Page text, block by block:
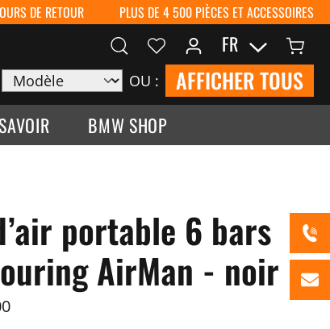
DE RETOUR PLUS DE 4 500 PIÈCES ET ACCESSOIRES
OU : AFFICHER TOUS
FR
BMW SHOP
portable 6 bars
AirMan - noir